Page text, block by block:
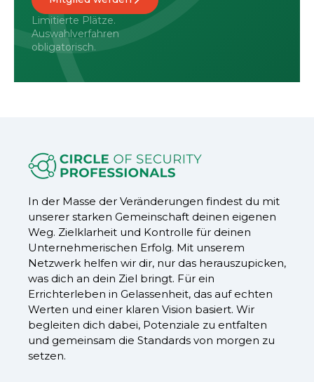
Limitierte Plätze.
Auswahlverfahren
obligatorisch.
In der Masse der Veränderungen findest du mit
unserer starken Gemeinschaft deinen eigenen
Weg. Zielklarheit und Kontrolle für deinen
Unternehmerischen Erfolg. Mit unserem
Netzwerk helfen wir dir, nur das herauszupicken,
was dich an dein Ziel bringt. Für ein
Errichterleben in Gelassenheit, das auf echten
Werten und einer klaren Vision basiert. Wir
begleiten dich dabei, Potenziale zu entfalten
und gemeinsam die Standards von morgen zu
setzen.